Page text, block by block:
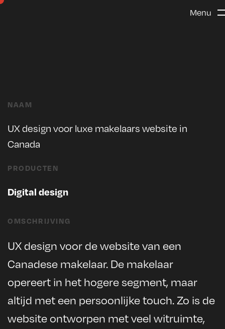
Menu
NAAM
UX design voor luxe makelaars website in
Canada
PRODUCTEN
Digital design
OMSCHRIJVING
UX design voor de website van een
Canadese makelaar. De makelaar
opereert in het hogere segment, maar
altijd met een persoonlijke touch. Zo is de
website ontworpen met veel witruimte,